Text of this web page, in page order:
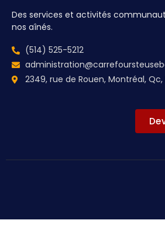
Des services et activités
nos aînés.
(514) 525-5212
2349, rue de Rouen, Montréal, Qc,